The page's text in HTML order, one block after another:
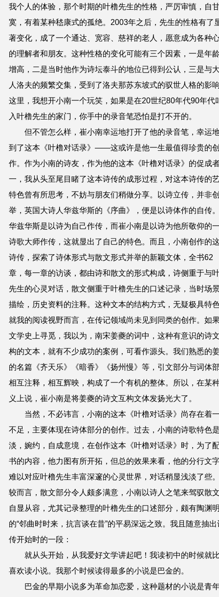
我个人的体验，那个时期的叶橹先生的性格，严厉审慎，自
寞，有着某种嵇康式的孤绝。2003年之后，先生的性格有了
著变化，成了一个通达、宽容、慈祥的老人，愿意成为各种
的理解者和朋友。这种性格的变化可能有三个因素，一是年
增高，二是当时他作为诗坛泰斗的地位已得到公认，三是与
人洛夫的频繁交集，受到了洛夫那苏东坡式的驭世人格的影
这里，我想开小南一个玩笑，如果是在20世纪80年代90年代
入叶橹先生的家门，你手中的录音笔恐怕是打不开的。
但不管怎么样，崔小南幸运地打开了他的录音笔，幸运
到了这本《叶橹对话录》——这或许是他一生最值得珍贵的
作。作为小南的诗友，作为他的这本《叶橹对话录》的促成
一，我从头至尾目睹了这本诗传的成形过程，对这本诗传的
特色曾有所思考，不妨与朋友们稍做分享。以诗立传，并非
举，英国大诗人华兹华斯的《序曲》，便是以诗体作的自传
华兹华斯是以诗为自己作传，而崔小南是以诗为他所敬仰的
诗歌大师作传，这就显出了自己的特色。而且，小南创作的
诗传，探索了诗体形式与散文形式并举的新颖文体，全书62
章，每一章的访谈，都由诗和散文的形式构成，诗侧重于与
先生的心灵对话，散文侧重于叶橹先生的口述记录，当时场
描绘，历史资料的注释。这种文本的结构方式，无疑极具特
就我的阅读视野而言，在传记领域尚未见到同类的创作。如
文学史上寻觅，我以为，南宋姜夔的词中，这种有意识的诗
构的文本，就有不少成功的案例，可看作源头。我们熟悉的
的名篇《齐天乐》《暗香》《扬州慢》等，引文部分与词体
相互注释，相互辉映，构成了一个有机的整体。所以，在某
义上说，崔小南是将姜夔的诗文互构文体发扬光大了。
当然，不必讳言，小南的这本《叶橹对话录》尚存在着
不足，主要体现在诗体部分的创作。过去，小南的诗歌特色
淡，婉约，自成意境，在创作这本《叶橹对话录》时，为了
书的内容，他力图有所开拓，但总的效果来看，他的分行文
难以对应叶橹先生丰富深邃的心灵世界，对话稍显浅淡了些
较而言，散文部分令人颇多满意，小南以诗人之笔来驾驭散
自显从容，尤其记录整理的叶橹先生的口述部分，颇有陶渊
的“邻曲时时来，抗言谈在昔”的平易深远之致。我且随意抽出
传开始时的一段：
就从头开始，从我爱好文学讲起吧！我读初中的时候就
喜欢读小说。我那个时候读得最多的小说是巴金的。
巴金的早期小说多为革命加恋爱，这种题材的小说是青